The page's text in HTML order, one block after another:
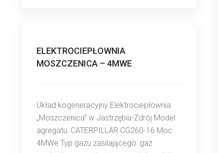
ELEKTROCIEPŁOWNIA
MOSZCZENICA – 4MWE
Układ kogeneracyjny Elektrociepłownia
„Moszczenica” w Jastrzębiu-Zdrój Model
agregatu: CATERPILLAR CG260-16 Moc:
4MWe Typ gazu zasilającego: gaz